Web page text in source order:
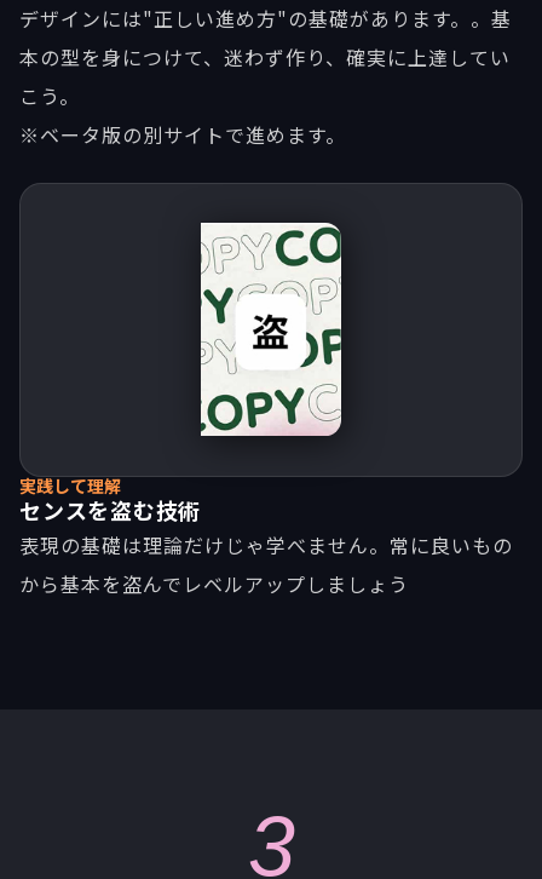
デザインには"正しい進め方"の基礎があります。。基
本の型を身につけて、迷わず作り、確実に上達してい
こう。
※ベータ版の別サイトで進めます。
実践して理解
センスを盗む技術
表現の基礎は理論だけじゃ学べません。常に良いもの
から基本を盗んでレベルアップしましょう
3